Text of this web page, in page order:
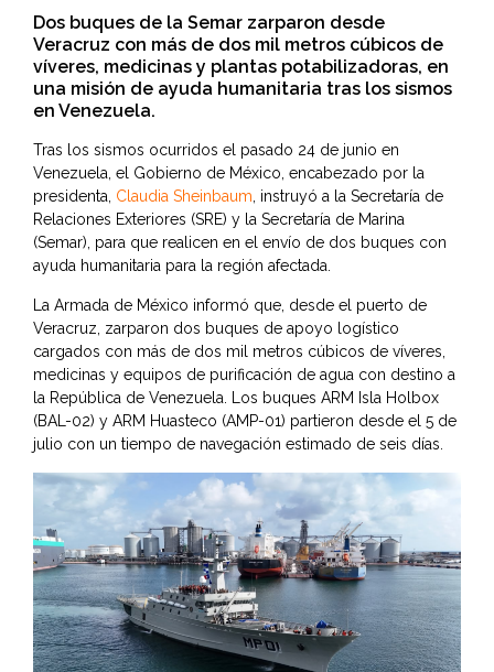
Dos buques de la Semar zarparon desde
Veracruz con más de dos mil metros cúbicos de
víveres, medicinas y plantas potabilizadoras, en
una misión de ayuda humanitaria tras los sismos
en Venezuela.
Tras los sismos ocurridos el pasado 24 de junio en
Venezuela, el Gobierno de México, encabezado por la
presidenta, Claudia Sheinbaum, instruyó a la Secretaría de
Relaciones Exteriores (SRE) y la Secretaría de Marina
(Semar), para que realicen en el envío de dos buques con
ayuda humanitaria para la región afectada.
La Armada de México informó que, desde el puerto de
Veracruz, zarparon dos buques de apoyo logístico
cargados con más de dos mil metros cúbicos de víveres,
medicinas y equipos de purificación de agua con destino a
la República de Venezuela. Los buques ARM Isla Holbox
(BAL-02) y ARM Huasteco (AMP-01) partieron desde el 5 de
julio con un tiempo de navegación estimado de seis días.